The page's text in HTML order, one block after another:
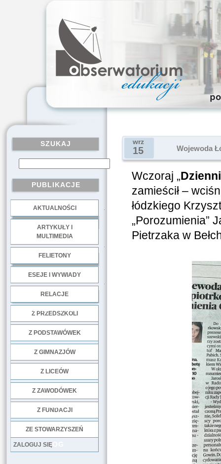
SZUKAJ
PUBLIKACJE
AKTUALNOŚCI
ARTYKUŁY I
MULTIMEDIA
FELIETONY
ESEJE I WYWIADY
RELACJE
Z PRZEDSZKOLI
Z PODSTAWÓWEK
Z GIMNAZJÓW
Z LICEÓW
Z ZAWODÓWEK
Z FUNDACJI
ZE STOWARZYSZEŃ
LOG
ZALOGUJ SIĘ
wrz
15 Wojewoda
Wczoraj „
zamieścił –
łódzkiego
„Porozumienia”
Pietrzaka w